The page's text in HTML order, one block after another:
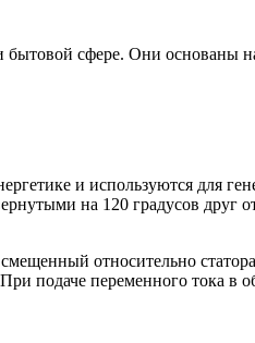
сфере. Они основаны
и используются для
на 120 градусов друг
относительно
подаче переменного тока в